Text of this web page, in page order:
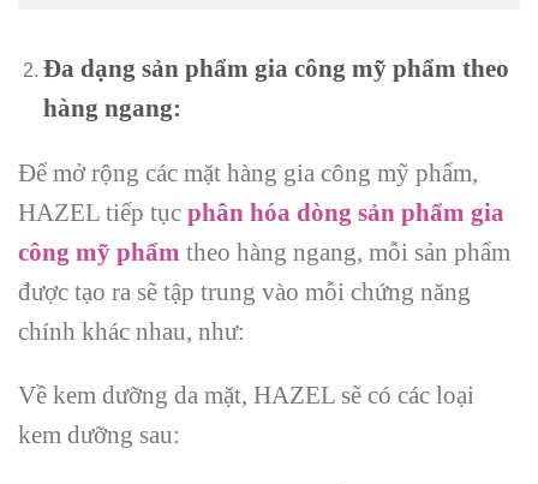
Đa dạng sản phẩm gia công mỹ phẩm theo
hàng ngang:
Để mở rộng các mặt hàng gia công mỹ phẩm,
HAZEL tiếp tục phân hóa dòng sản phẩm gia
công mỹ phẩm theo hàng ngang, mỗi sản phẩm
được tạo ra sẽ tập trung vào mỗi chứng năng
chính khác nhau, như:
Về kem dưỡng da mặt, HAZEL sẽ có các loại
kem dưỡng sau: